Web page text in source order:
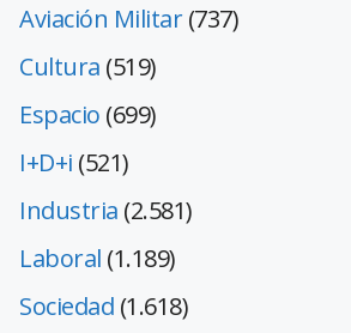
Aviación Militar(737)
Cultura (519)
Espacio (699)
I+D+i (521)
Industria (2.581)
Laboral (1.189)
Sociedad (1.618)